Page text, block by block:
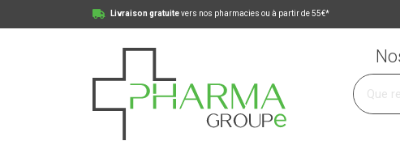
Livraison gratuitevers nos pharmacies ou à partir de 55€*
Pharmagroupe Votre pharmacie en ligne à votre